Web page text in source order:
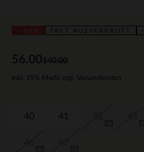
FAST AUSVERKAUFT
140.00
56.00
Inkl. 19% MwSt zzgl. Versandkosten
40 41